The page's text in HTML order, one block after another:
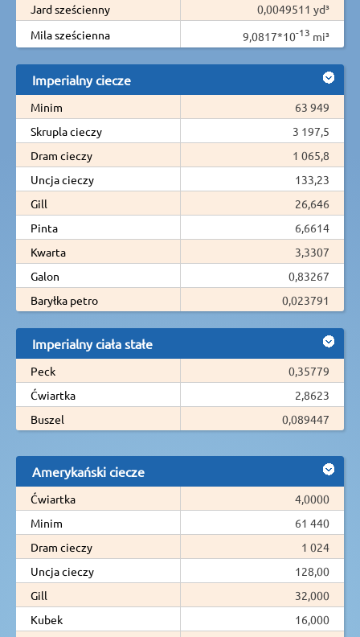
Jard sześcienny
0,0049511 yd³
Mila sześcienna
9,0817*10-13 mi³
Imperialny ciecze
Minim
63 949
Skrupla cieczy
3 197,5
Dram cieczy
1 065,8
Uncja cieczy
133,23
Gill
26,646
Pinta
6,6614
Kwarta
3,3307
Galon
0,83267
Baryłka petro
0,023791
Imperialny ciała stałe
Peck
0,35779
Ćwiartka
2,8623
Buszel
0,089447
Amerykański ciecze
Ćwiartka
4,0000
Minim
61 440
Dram cieczy
1 024
Uncja cieczy
128,00
Gill
32,000
Kubek
16,000